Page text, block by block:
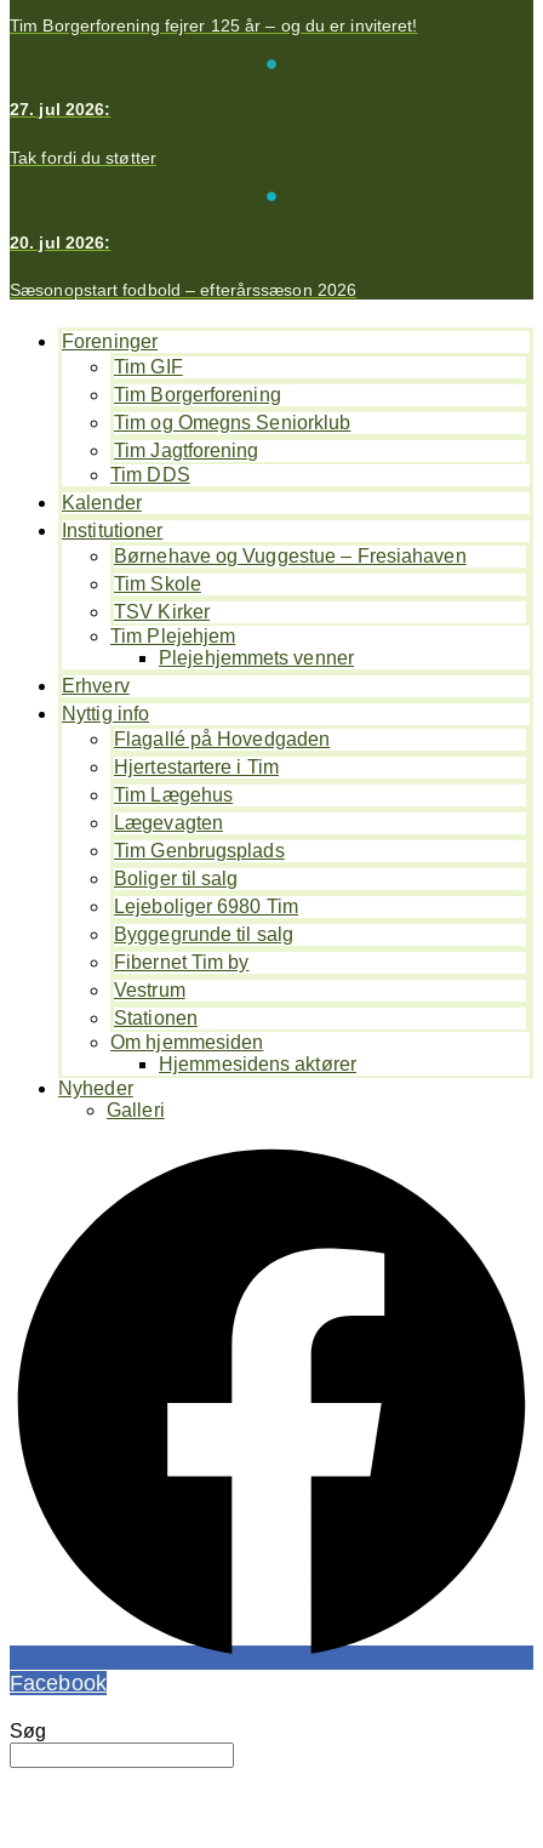
Tim Borgerforening fejrer 125 år – og du er inviteret!
27. jul 2026:
Tak fordi du støtter
20. jul 2026:
Sæsonopstart fodbold – efterårssæson 2026
Foreninger
Tim GIF
Tim Borgerforening
Tim og Omegns Seniorklub
Tim Jagtforening
Tim DDS
Kalender
Institutioner
Børnehave og Vuggestue – Fresiahaven
Tim Skole
TSV Kirker
Tim Plejehjem
Plejehjemmets venner
Erhverv
Nyttig info
Flagallé på Hovedgaden
Hjertestartere i Tim
Tim Lægehus
Lægevagten
Tim Genbrugsplads
Boliger til salg
Lejeboliger 6980 Tim
Byggegrunde til salg
Fibernet Tim by
Vestrum
Stationen
Om hjemmesiden
Hjemmesidens aktører
Nyheder
Galleri
Facebook
Søg